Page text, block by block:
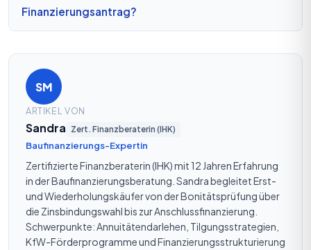
Finanzierungsantrag?
SM
ARTIKEL VON
Sandra Zert. Finanzberaterin (IHK)
Baufinanzierungs-Expertin
Zertifizierte Finanzberaterin (IHK) mit 12 Jahren Erfahrung
in der Baufinanzierungsberatung. Sandra begleitet Erst-
und Wiederholungskäufer von der Bonitätsprüfung über
die Zinsbindungswahl bis zur Anschlussfinanzierung.
Schwerpunkte: Annuitätendarlehen, Tilgungsstrategien,
KfW-Förderprogramme und Finanzierungsstrukturierung